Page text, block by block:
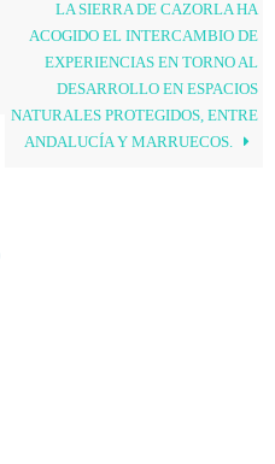
LA SIERRA DE CAZORLA HA
ACOGIDO EL INTERCAMBIO DE
EXPERIENCIAS EN TORNO AL
DESARROLLO EN ESPACIOS
NATURALES PROTEGIDOS, ENTRE
ANDALUCÍA Y MARRUECOS.